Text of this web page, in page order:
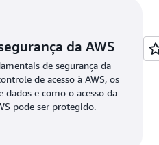
da AWS
de segurança da
de acesso à AWS, os
e como o acesso da
pode ser protegido.